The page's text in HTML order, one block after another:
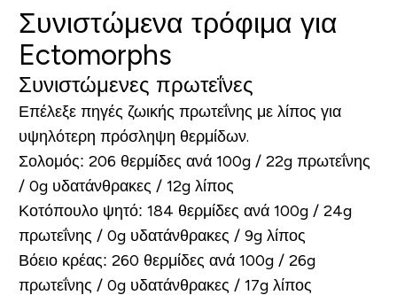
Συνιστώμενα τρόφιμα για
Ectomorphs
Συνιστώμενες πρωτεΐνες
Επέλεξε πηγές ζωικής πρωτεΐνης με λίπος για
υψηλότερη πρόσληψη θερμίδων.
Σολομός: 206 θερμίδες ανά 100g / 22g πρωτεΐνης
/ 0g υδατάνθρακες / 12g λίπος
Κοτόπουλο ψητό: 184 θερμίδες ανά 100g / 24g
πρωτεΐνης / 0g υδατάνθρακες / 9g λίπος
Βόειο κρέας: 260 θερμίδες ανά 100g / 26g
πρωτεΐνης / 0g υδατάνθρακες / 17g λίπος